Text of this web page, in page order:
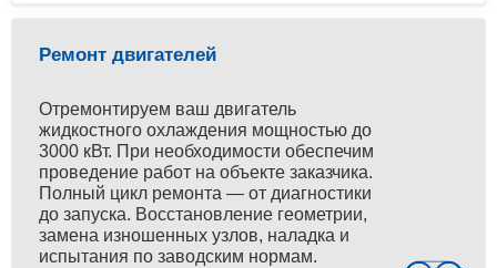
Ремонт двигателей
Отремонтируем ваш двигатель
жидкостного охлаждения мощностью до
3000 кВт. При необходимости обеспечим
проведение работ на объекте заказчика.
Полный цикл ремонта — от диагностики
до запуска. Восстановление геометрии,
замена изношенных узлов, наладка и
испытания по заводским нормам.